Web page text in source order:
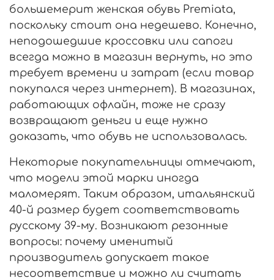
большемерит женская обувь Premiata,
поскольку стоит она недешево. Конечно,
неподошедшие кроссовки или сапоги
всегда можно в магазин вернуть, но это
требует времени и затрат (если товар
покупался через интернет). В магазинах,
работающих офлайн, тоже не сразу
возвращают деньги и еще нужно
доказать, что обувь не использовалась.
Некоторые покупательницы отмечают,
что модели этой марки иногда
маломерят. Таким образом, итальянский
40-й размер будет соответствовать
русскому 39-му. Возникают резонные
вопросы: почему именитый
производитель допускает такое
несоответствие и можно ли считать